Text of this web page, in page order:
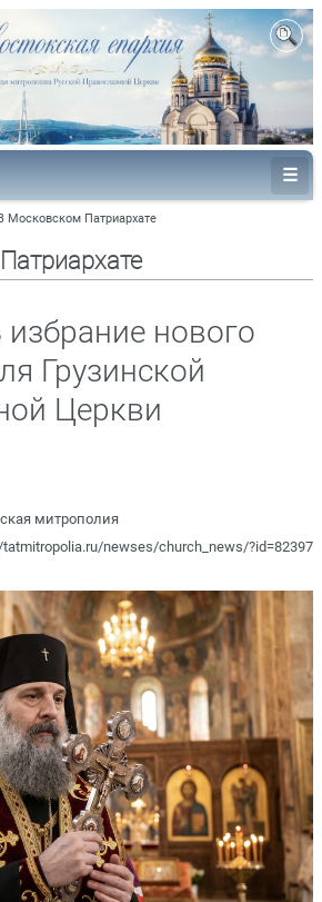
Московском Патриархате
избрание нового
Грузинской
Церкви
митрополия
newses/church_news/?id=82397